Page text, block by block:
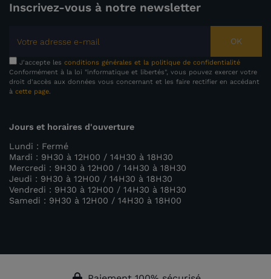
Inscrivez-vous à notre newsletter
OK
J'accepte les conditions générales et la politique de confidentialité
Conformément à la loi "informatique et libertés", vous pouvez exercer votre
droit d'accès aux données vous concernant et les faire rectifier en accédant
à cette page.
Jours et horaires d'ouverture
Lundi : Fermé
Mardi : 9H30 à 12H00 / 14H30 à 18H30
Mercredi : 9H30 à 12H00 / 14H30 à 18H30
Jeudi : 9H30 à 12H00 / 14H30 à 18H30
Vendredi : 9H30 à 12H00 / 14H30 à 18H30
Samedi : 9H30 à 12H00 / 14H30 à 18H00